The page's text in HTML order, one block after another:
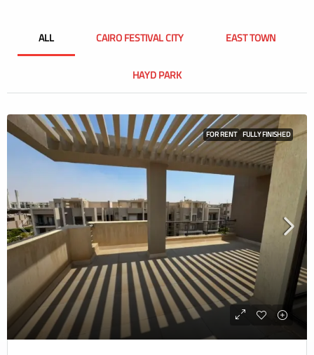
ALL CAIRO FESTIVAL CITY EAST TOWN
HAYD PARK
FOR RENT FULLY FINISHED